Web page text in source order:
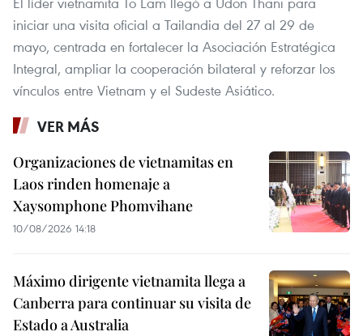
iniciar una visita oficial a Tailandia del 27 al 29 de
mayo, centrada en fortalecer la Asociación Estratégica
Integral, ampliar la cooperación bilateral y reforzar los
vínculos entre Vietnam y el Sudeste Asiático.
VER MÁS
Organizaciones de vietnamitas en
Laos rinden homenaje a
Xaysomphone Phomvihane
10/08/2026 14:18
Máximo dirigente vietnamita llega a
Canberra para continuar su visita de
Estado a Australia